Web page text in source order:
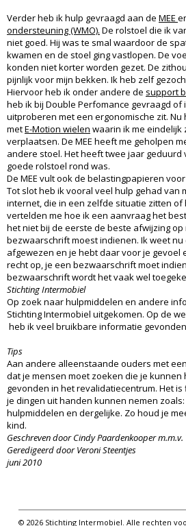
Verder heb ik hulp gevraagd aan de MEE
ondersteuning (WMO). De rolstoel die ik
niet goed. Hij was te smal waardoor de
kwamen en de stoel ging vastlopen. De
konden niet korter worden gezet. De
pijnlijk voor mijn bekken. Ik heb zelf
Hiervoor heb ik onder andere de support
heb ik bij Double Perfomance gevraagd of
uitproberen met een ergonomische zit.
metE-Motion wielen waarin ik me eindelijk
verplaatsen. De MEE heeft me geholpen
andere stoel. Het heeft twee jaar geduurd
goede rolstoel rond was.
De MEE vult ook de belastingpapieren
Tot slot heb ik vooral veel hulp gehad van
internet, die in een zelfde situatie zitten of
vertelden me hoe ik een aanvraag het
het niet bij de eerste de beste afwijzing
bezwaarschrift moest indienen. Ik weet
afgewezen en je hebt daar voor je gevoel
recht op, je een bezwaarschrift moet
bezwaarschrift wordt het vaak wel
Stichting Intermobiel
Op zoek naar hulpmiddelen en andere
Stichting Intermobiel uitgekomen. Op de
heb ik veel bruikbare informatie
Tips
Aan andere alleenstaande ouders met
dat je mensen moet zoeken die je kunnen
gevonden in het revalidatiecentrum. Het
je dingen uit handen kunnen nemen
hulpmiddelen en dergelijke. Zo houd je
kind.
Geschreven door Cindy Paardenkooper m.m.v.
Geredigeerd door Veroni Steentjes
juni 2010
© 2026 Stichting Intermobiel. Alle rechten